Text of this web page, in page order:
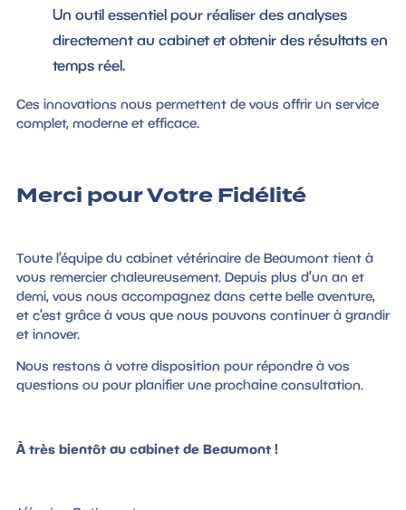
Un outil essentiel pour réaliser des analyses
directement au cabinet et obtenir des résultats en
temps réel.
Ces innovations nous permettent de vous offrir un service
complet, moderne et efficace.
Merci pour Votre Fidélité
Toute l’équipe du cabinet vétérinaire de Beaumont tient à
vous remercier chaleureusement. Depuis plus d’un an et
demi, vous nous accompagnez dans cette belle aventure,
et c’est grâce à vous que nous pouvons continuer à grandir
et innover.
Nous restons à votre disposition pour répondre à vos
questions ou pour planifier une prochaine consultation.
À très bientôt au cabinet de Beaumont !